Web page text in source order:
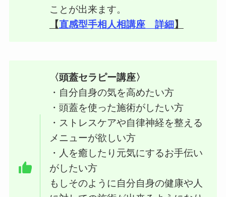
ことが出来ます。
【直感型手相人相講座 詳細】
〈頭蓋セラピー講座〉
・自分自身の気を高めたい方
・頭蓋を使った施術がしたい方
・ストレスケアや自律神経を整える
メニューが欲しい方
・人を癒したり元気にするお手伝い
がしたい方
もしそのように自分自身の健康や人